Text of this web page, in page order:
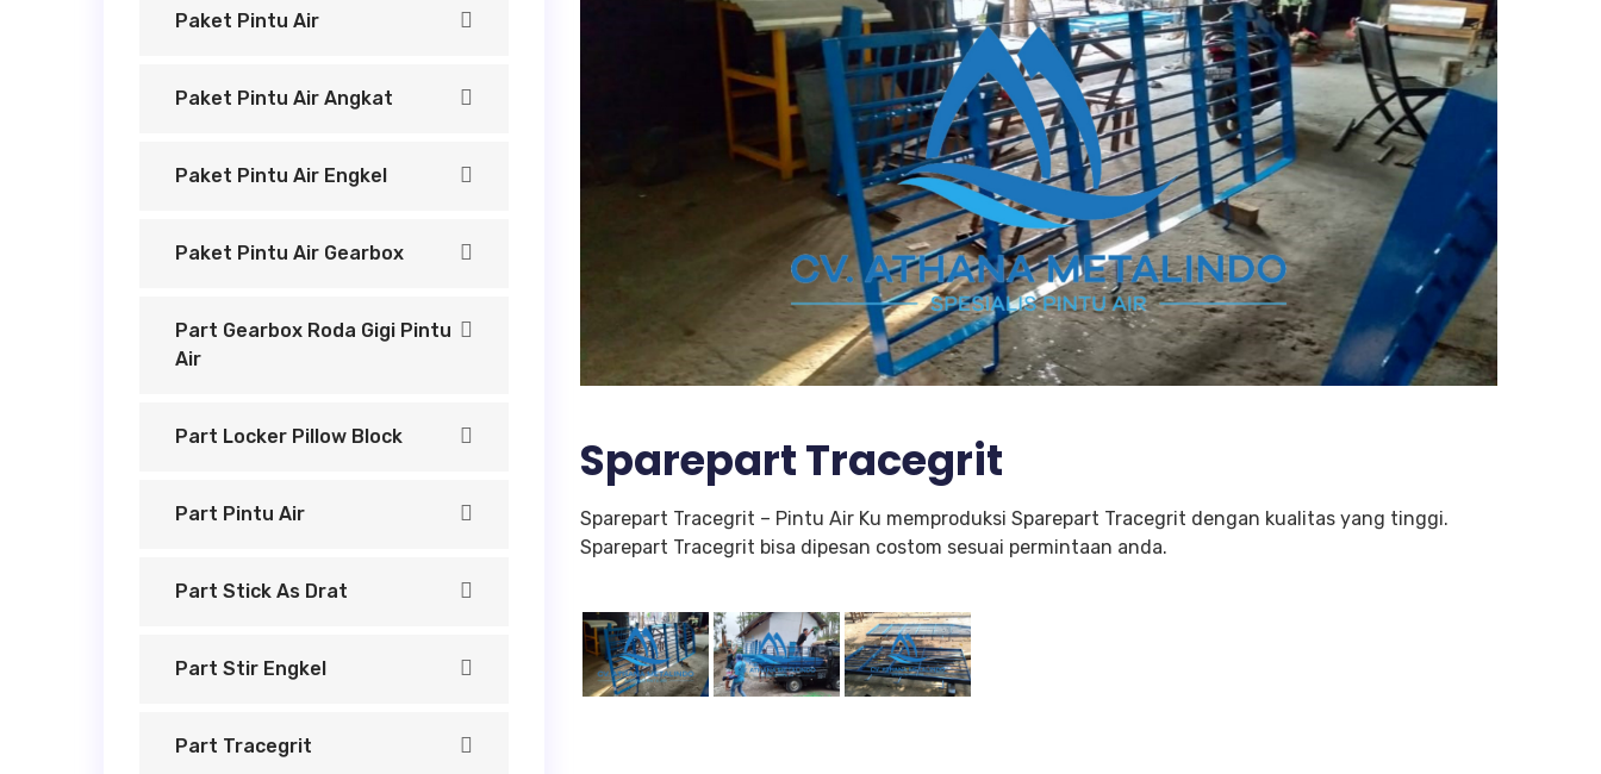
Paket Pintu Air
Paket Pintu Air Angkat
Paket Pintu Air Engkel
Paket Pintu Air Gearbox
Part Gearbox Roda Gigi Pintu
Air
Part Locker Pillow Block
Part Pintu Air
Part Stick As Drat
Part Stir Engkel
Part Tracegrit
Sparepart Tracegrit
Sparepart Tracegrit – Pintu Air Ku memproduksi Sparepart Tracegrit dengan kualitas yang tinggi.
Sparepart Tracegrit bisa dipesan costom sesuai permintaan anda.